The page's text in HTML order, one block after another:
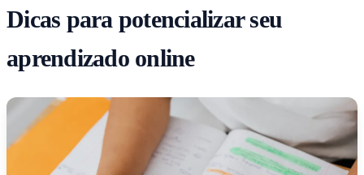
Dicas para potencializar seu
aprendizado online